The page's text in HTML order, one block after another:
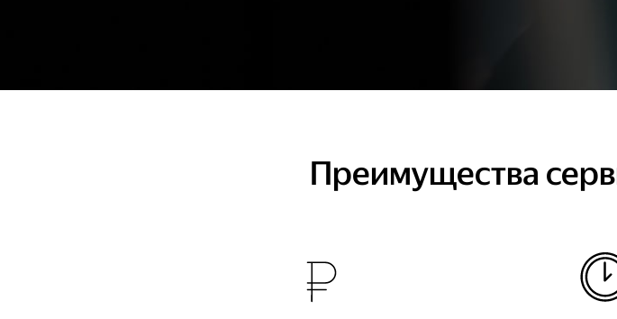
Преимущества